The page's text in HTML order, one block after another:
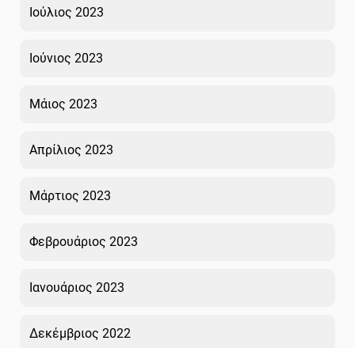
Ιούλιος 2023
Ιούνιος 2023
Μάιος 2023
Απρίλιος 2023
Μάρτιος 2023
Φεβρουάριος 2023
Ιανουάριος 2023
Δεκέμβριος 2022